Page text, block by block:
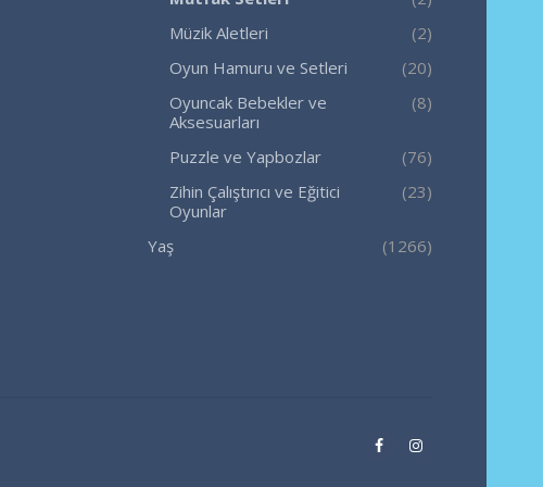
Müzik Aletleri
(2)
Oyun Hamuru ve Setleri
(20)
Oyuncak Bebekler ve
Aksesuarları
(8)
Puzzle ve Yapbozlar
(76)
Zihin Çalıştırıcı ve Eğitici
Oyunlar
(23)
Yaş (1266)